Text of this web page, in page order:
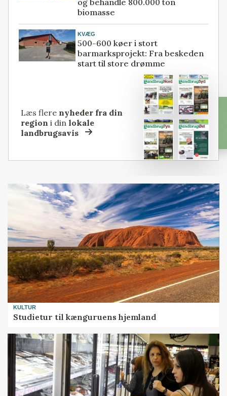
biomasse
KVÆG
500-600 køer i stort
barmarksprojekt: Fra beskeden
start til store drømme
Læs flere nyheder fra din
region i dinlokale
landbrugsavis
KULTUR
Studietur til kænguruens hjemland